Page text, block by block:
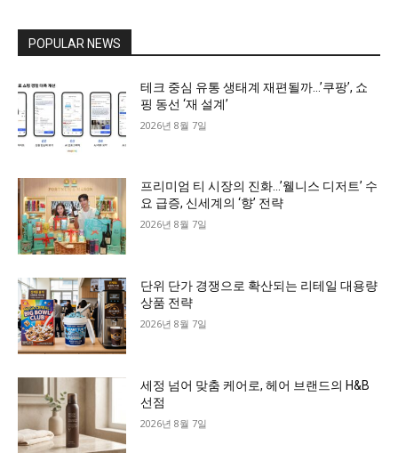
POPULAR NEWS
테크 중심 유통 생태계 재편될까…’쿠팡’, 쇼
핑 동선 ‘재 설계’
2026년 8월 7일
프리미엄 티 시장의 진화…’웰니스 디저트’ 수
요 급증, 신세계의 ‘향’ 전략
2026년 8월 7일
단위 단가 경쟁으로 확산되는 리테일 대용량
상품 전략
2026년 8월 7일
세정 넘어 맞춤 케어로, 헤어 브랜드의 H&B
선점
2026년 8월 7일